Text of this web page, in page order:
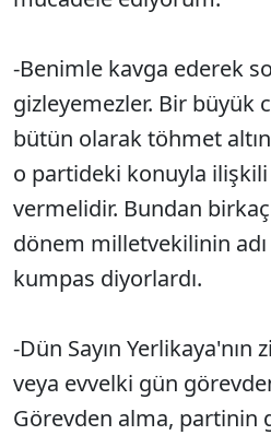
-Benimle kavga ederek
gizleyemezler. Bir büyük
bütün olarak töhmet
o partideki konuyla
vermelidir. Bundan
dönem milletvekilinin adı
kumpas diyorlardı.
-Dün Sayın Yerlikaya'nın
veya evvelki gün
Görevden alma, partinin